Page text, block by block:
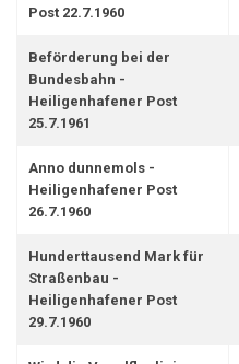
Post 22.7.1960
Beförderung bei der
Bundesbahn -
Heiligenhafener Post
25.7.1961
Anno dunnemols -
Heiligenhafener Post
26.7.1960
Hunderttausend Mark für
Straßenbau -
Heiligenhafener Post
29.7.1960